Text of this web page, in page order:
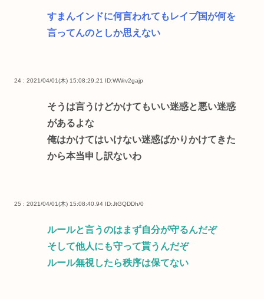
すまんインドに何言われてもレイプ国が何を
言ってんのとしか思えない
24 : 2021/04/01(木) 15:08:29.21 ID:WWrv2gajp
そうは言うけどかけてもいい迷惑と悪い迷惑
があるよな
俺はかけてはいけない迷惑ばかりかけてきた
から本当申し訳ないわ
25 : 2021/04/01(木) 15:08:40.94 ID:JtGQDDh/0
ルールと言うのはまず自分が守るんだぞ
そして他人にも守って貰うんだぞ
ルール無視したら秩序は保てない